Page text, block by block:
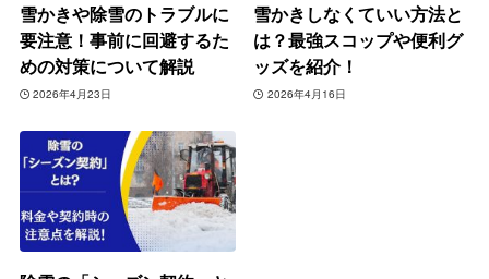
雪かきや除雪のトラブルに
要注意！事前に回避するた
めの対策について解説
2026年4月23日
雪かきしなくていい方法と
は？最強スコップや便利グ
ッズを紹介！
2026年4月16日